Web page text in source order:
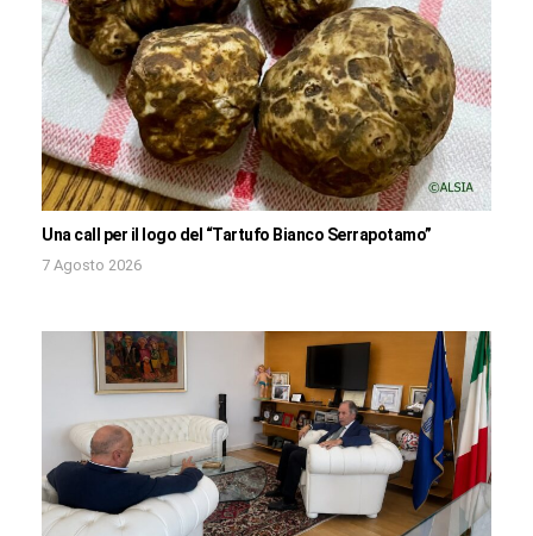
Una call per il logo del “Tartufo Bianco Serrapotamo”
7 Agosto 2026